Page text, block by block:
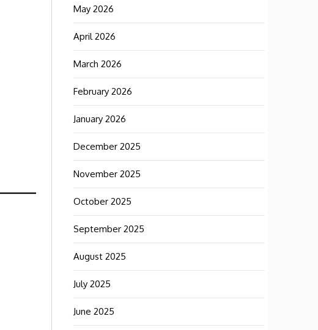
May 2026
April 2026
March 2026
February 2026
January 2026
December 2025
November 2025
October 2025
September 2025
August 2025
July 2025
June 2025